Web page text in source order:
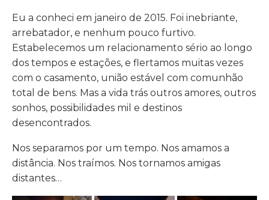
Eu a conheci em janeiro de 2015. Foi inebriante,
arrebatador, e nenhum pouco furtivo.
Estabelecemos um relacionamento sério ao longo
dos tempos e estações, e flertamos muitas vezes
com o casamento, união estável com comunhão
total de bens. Mas a vida trás outros amores, outros
sonhos, possibilidades mil e destinos
desencontrados.
Nos separamos por um tempo. Nos amamos a
distância. Nos traímos. Nos tornamos amigas
distantes…